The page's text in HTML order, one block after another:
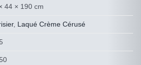
44 × 190 cm
, Laqué Crème Cérusé